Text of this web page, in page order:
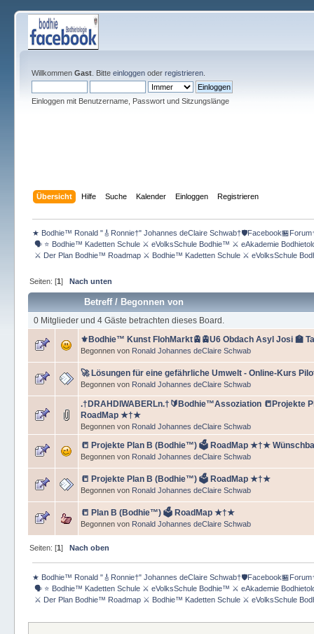
Willkommen Gast. Bitte einloggenoder registrieren.
Einloggen mit Benutzername, Passwort und Sitzungslänge
Übersicht Hilfe Suche Kalender Einloggen Registrieren
★ Bodhie™ Ronald "🎸Ronnie†" Johannes deClaire
🗣 ⭐️ Bodhie™ Kadetten Schule ⚔ eVolksSchule Bodhie™ ⚔ eAkademie
⚔ Der Plan Bodhie™ Roadmap ⚔ Bodhie™ Kadetten Schule ⚔ eVolksSchule
Seiten: [1] Nach unten
Betreff/ Begonnen von
0 Mitglieder und 4 Gäste betrachten dieses Board.
⚜️Bodhie™ Kunst FlohMarkt🚊🚊U6 Obdach Asyl Josi 🏫
Begonnen von Ronald Johannes deClaire Schwab
🚀 Lösungen für eine gefährliche Umwelt - Online-Kurs
Begonnen von Ronald Johannes deClaire Schwab
.†DRAHDIWABERLn.†🔰Bodhie™Assoziation 📒Projekte
RoadMap ★†★
Begonnen von Ronald Johannes deClaire Schwab
📒 Projekte Plan B (Bodhie™) 🗳️ RoadMap ★†★
Begonnen von Ronald Johannes deClaire Schwab
📒 Projekte Plan B (Bodhie™) 🗳️ RoadMap ★†★
Begonnen von Ronald Johannes deClaire Schwab
📒 Plan B (Bodhie™) 🗳️ RoadMap ★†★
Begonnen von Ronald Johannes deClaire Schwab
Seiten: [1] Nach oben
★ Bodhie™ Ronald "🎸Ronnie†" Johannes deClaire
🗣 ⭐️ Bodhie™ Kadetten Schule ⚔ eVolksSchule Bodhie™ ⚔ eAkademie
⚔ Der Plan Bodhie™ Roadmap ⚔ Bodhie™ Kadetten Schule ⚔ eVolksSchule